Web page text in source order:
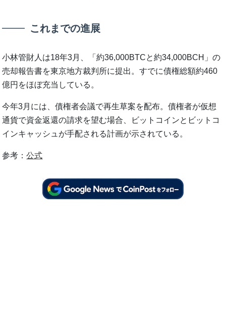
これまでの進展
小林管財人は18年3月、「約36,000BTCと約34,000BCH」の
売却報告書を東京地方裁判所に提出。すでに債権総額約460
億円をほぼ充当している。
今年3月には、債権者会議で再生草案を配布。債権者が仮想
通貨で資金返還の請求を望む場合、ビットコインとビットコ
インキャッシュが手配される計画が示されている。
参考：公式